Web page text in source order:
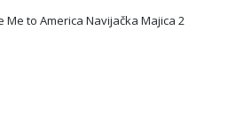
Me to America Navijačka Majica 2